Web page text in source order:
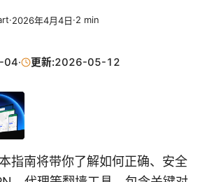
·2026年4月4日·2 min
04· 更新:2026-05-12
指南将带你了解如何正确、安全